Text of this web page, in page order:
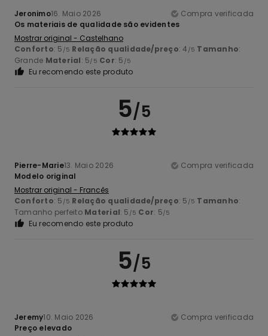
Jeronimo16. Maio 2026
Compra verificada
Os materiais de qualidade são evidentes
Mostrar original - Castelhano
Conforto: 5 /5 Relação qualidade/preço: 4 /5 Tamanho:
Grande Material: 5/5 Cor: 5 /5
Eu recomendo este produto
5/5
Pierre-Marie13. Maio 2026
Compra verificada
Modelo original
Mostrar original - Francês
Conforto: 5 /5 Relação qualidade/preço: 5 /5 Tamanho:
Tamanho perfeito Material: 5 /5 Cor: 5/5
Eu recomendo este produto
5/5
Jeremy10. Maio 2026
Compra verificada
Preço elevado